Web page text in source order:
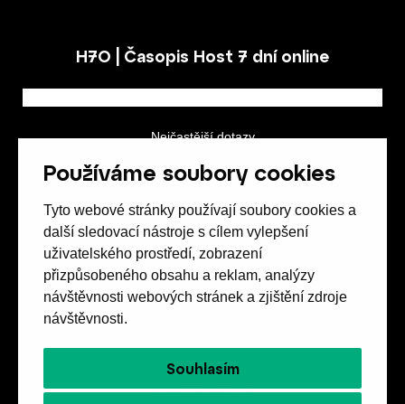
Používáme soubory cookies
Tyto webové stránky používají soubory cookies a
další sledovací nástroje s cílem vylepšení
uživatelského prostředí, zobrazení
přizpůsobeného obsahu a reklam, analýzy
návštěvnosti webových stránek a zjištění zdroje
návštěvnosti.
Souhlasím
H7O | Časopis Host 7 dní online
Nejčastější dotazy
Obchodní podmínky
Spolek přátel vydávání
657 42 Brno-střed
objednavky@casopishost.cz
+420 775 995 695